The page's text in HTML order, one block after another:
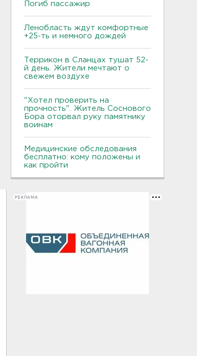
Погиб пассажир
Ленобласть ждут комфортные
+25-ть и немного дождей
Террикон в Сланцах тушат 52-
й день. Жители мечтают о
свежем воздухе
"Хотел проверить на
прочность". Житель Соснового
Бора оторвал руку памятнику
воинам
Медицинские обследования
бесплатно: кому положены и
как пройти
РЕКЛАМА